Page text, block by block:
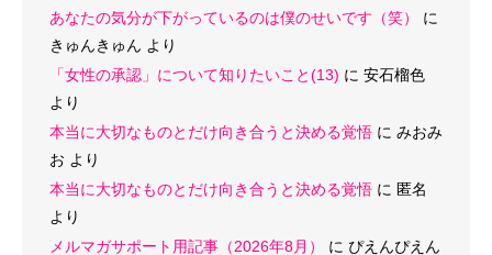
あなたの気分が下がっているのは僕のせいです（笑）
に
きゅんきゅん より
「女性の承認」について知りたいこと(13) に 安石榴色
より
本当に大切なものとだけ向き合うと決める覚悟 に みおみ
お より
本当に大切なものとだけ向き合うと決める覚悟 に 匿名
より
メルマガサポート用記事（2026年8月）
に ぴえんぴえん